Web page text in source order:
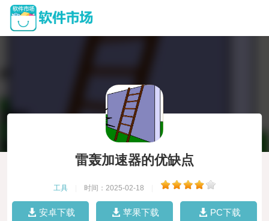
雷轰加速器的优缺点
工具 时间：2025-02-18
安卓下载 苹果下载 PC下载